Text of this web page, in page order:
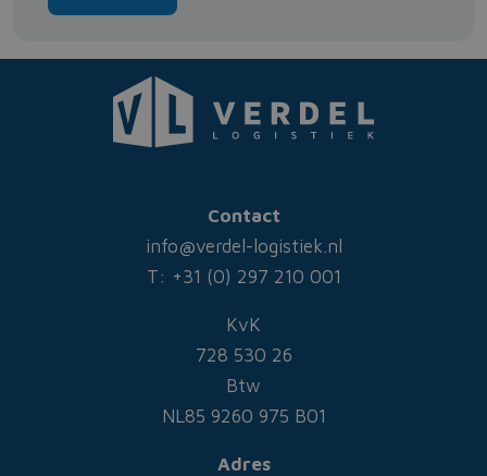
Contact
info@verdel-logistiek.nl
T: +31 (0) 297 210 001
KvK
728 530 26
Btw
NL85 9260 975 B01
Adres